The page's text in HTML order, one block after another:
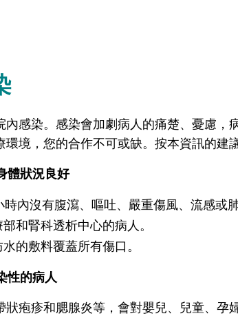
感染。感染會加劇病人的痛楚、憂慮
境，您的合作不可或缺。按本資訊的建
體狀況良好
內沒有腹瀉、嘔吐、嚴重傷風、流感
和腎科透析中心的病人。
的敷料覆蓋所有傷口。
性的病人
疱疹和腮腺炎等，會對嬰兒、兒童、